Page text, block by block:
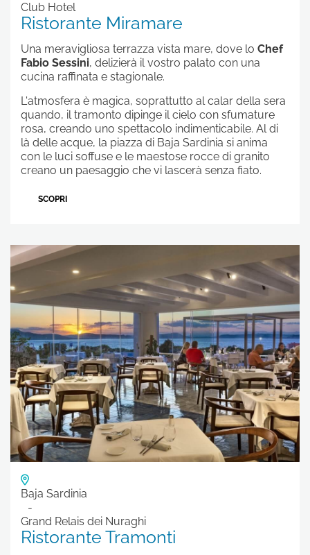
Club Hotel
Ristorante Miramare
Una meravigliosa terrazza vista mare, dove lo Chef
Fabio Sessini, delizierà il vostro palato con una
cucina raffinata e stagionale.
L'atmosfera è magica, soprattutto al calar della sera
quando, il tramonto dipinge il cielo con sfumature
rosa, creando uno spettacolo indimenticabile. Al di
là delle acque, la piazza di Baja Sardinia si anima
con le luci soffuse e le maestose rocce di granito
creano un paesaggio che vi lascerà senza fiato.
SCOPRI
Baja Sardinia
Grand Relais dei Nuraghi
Ristorante Tramonti